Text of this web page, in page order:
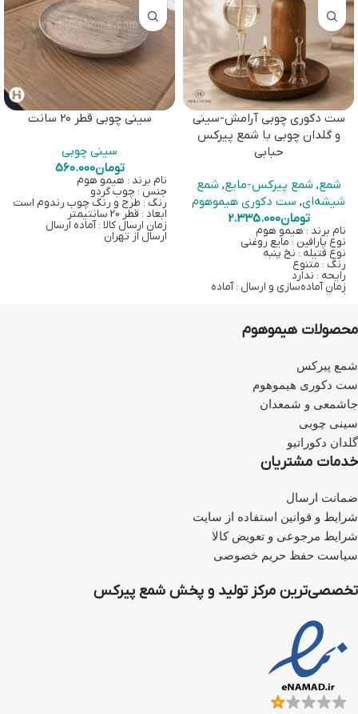
ست دکوری چوبی آرامش-سینی
و گلدان چوبی با شمع پیرکس
حبابی
شمع, شمع پیرکس-مایع, شمع
شیشه‌ای, ست دکوری هیموهوم
تومان2.335.000
نام برند : هیمو هوم
نوع پارافین : مایع روغنی
نوع فتیله : نخ پنبه
رنگ : متنوع
رایحه : ندارد
زمان آماده‌سازی و ارسال : آماده
ارسال
با خرید این کالا دو عدد شمع
پیرکس حبابی به همراه دو عدد
بیرنگ، یک سری آسانریز، سینی،
گلدان و اسنوفر کوتاه بیرنگ ارسال
میشود.
رنگ سوخت اولیه ارسالی دو عدد
100 سی‌سی بیرنگ است،
سوخت رنگی بر روی
کنید.
برای خرید اسنوفر بر روی
لینک
کلیک کنید.
برای خرید سرفتیله شیشه‌ای بر
کلیک کنید.
سینی چوبی قطر 20 سانت
سینی چوبی
تومان560.000
نام برند : هیمو هوم
جنس : چوب گردو
رنگ : طرح و رنگ چوب رندوم است
ابعاد : قطر 20 سانتیمتر
زمان ارسال کالا : آماده ارسال
ارسال از تهران
محصولات هیموهوم
شمع پیرکس
ست دکوری هیموهوم
جاشمعی و شمعدان
سینی چوبی
گلدان دکوراتیو
خدمات مشتریان
ضمانت ارسال
شرایط و قوانین استفاده از سایت
شرایط مرجوعی و تعویض کالا
سیاست حفظ حریم خصوصی
تخصصی‌ترین مرکز تولید و پخش شمع پیرکس